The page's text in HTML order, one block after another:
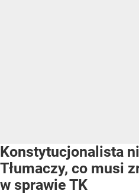
Konstytucjonalista
Tłumaczy, co musi
w sprawie TK